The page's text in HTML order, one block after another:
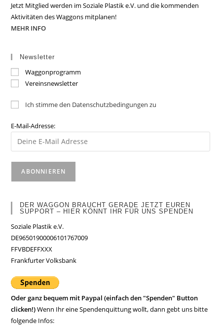
Jetzt Mitglied werden im Soziale Plastik e.V. und die kommenden
Aktivitäten des Waggons mitplanen!
MEHR INFO
Newsletter
Waggonprogramm
Vereinsnewsletter
Ich stimme den Datenschutzbedingungen zu
E-Mail-Adresse:
DER WAGGON BRAUCHT GERADE JETZT EUREN
SUPPORT – HIER KÖNNT IHR FÜR UNS SPENDEN
Soziale Plastik e.V.
DE96501900006101767009
FFVBDEFFXXX
Frankfurter Volksbank
Oder ganz bequem mit Paypal (einfach den "Spenden" Button
clicken!)Wenn Ihr eine Spendenquittung wollt, dann gebt uns bitte
folgende Infos: